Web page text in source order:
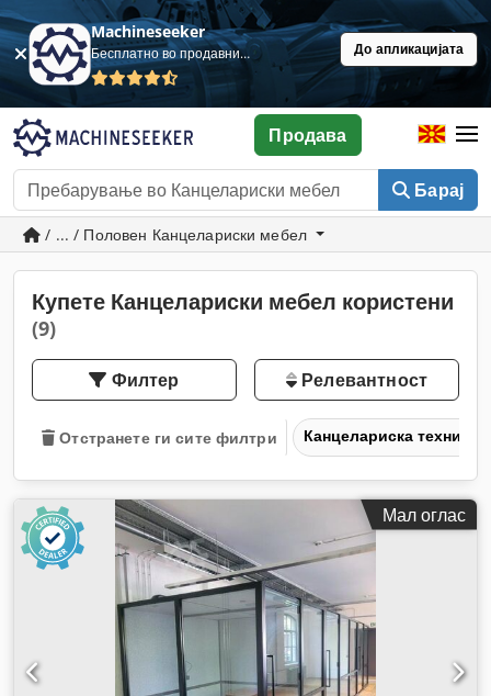
Machineseeker
Бесплатно во продавница До апликацијата
Барај
Продава
/ ... / Половен Канцелариски мебел
Купете Канцелариски мебел користени
(9)
Филтер Релевантност
Отстранете ги сите филтри Канцелариска техника
Мал оглас